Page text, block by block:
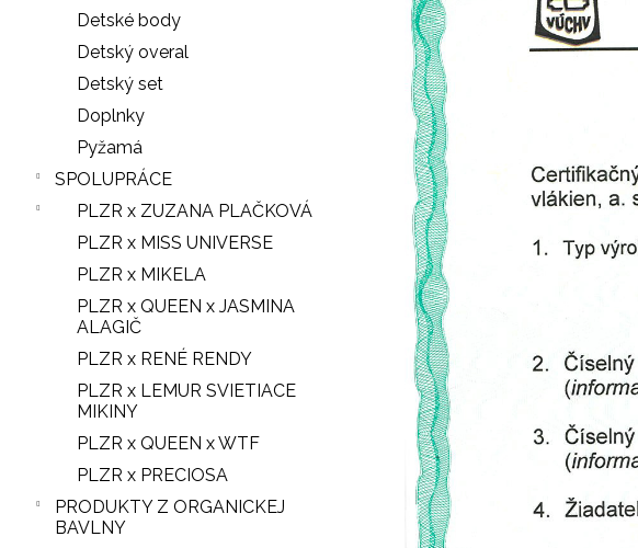
Detské body
Detský overal
Detský set
Doplnky
Pyžamá
SPOLUPRÁCE
PLZR x ZUZANA PLAČKOVÁ
PLZR x MISS UNIVERSE
PLZR x MIKELA
PLZR x QUEEN x JASMINA
ALAGIČ
PLZR x RENÉ RENDY
PLZR x LEMUR SVIETIACE
MIKINY
PLZR x QUEEN x WTF
PLZR x PRECIOSA
PRODUKTY Z ORGANICKEJ
BAVLNY